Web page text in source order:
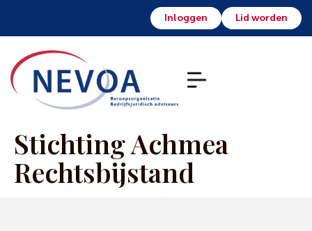
Inloggen Lid worden
Stichting Achmea
Rechtsbijstand